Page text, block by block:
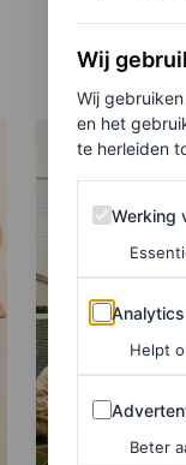
Wij
Wij
en het
te herleiden
Werking
Werking
Analytics
Analytics
Helpt
Advertenties
Beter